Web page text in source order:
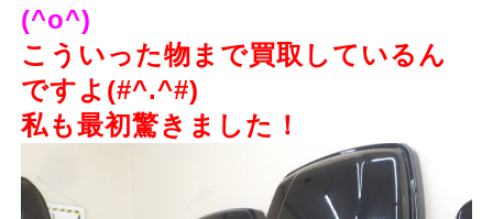
(^o^)
こういった物まで買取しているん
ですよ(#^.^#)
私も最初驚きました！